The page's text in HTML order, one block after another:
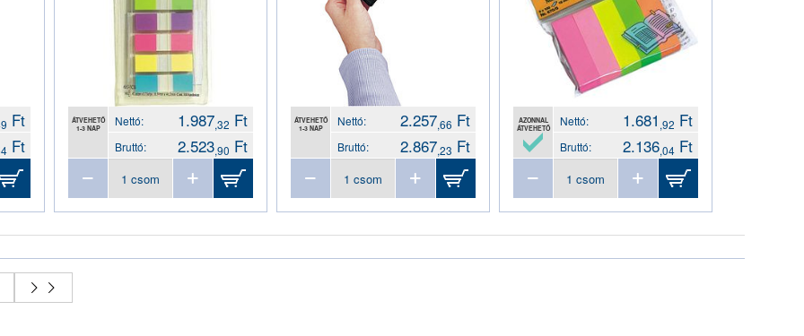
Ft
Ft
ÁTVEHETŐ
1-3 NAP
Nettó: 1.987,32 Ft
Bruttó: 2.523,90 Ft
ÁTVEHETŐ
1-3 NAP
Nettó: 2.257,66 Ft
Bruttó: 2.867,23 Ft
AZONNAL
ÁTVEHETŐ
Nettó: 1.681 ,92 Ft
Bruttó: 2.136,04 Ft